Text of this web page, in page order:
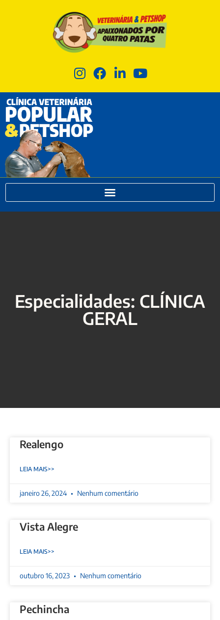
Especialidades: CLÍNICA
GERAL
Realengo
LEIA MAIS>>
janeiro 26, 2024 Nenhum comentário
Vista Alegre
LEIA MAIS>>
outubro 16, 2023 Nenhum comentário
Pechincha